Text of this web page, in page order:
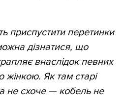
приспустити перетинки
дізнатися, що
внаслідок певних
Як там старі
не схоче — кобель не